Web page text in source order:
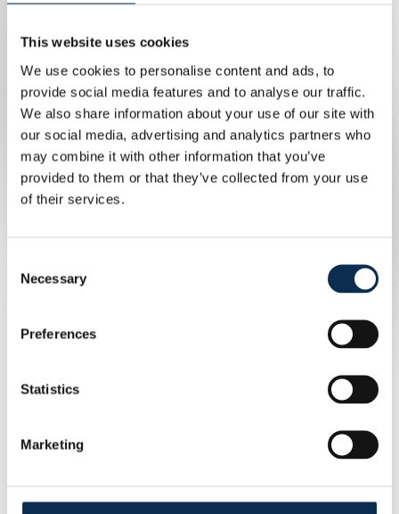
This website uses cookies
We use cookies to personalise content and ads, to
provide social media features and to analyse our traffic.
We also share information about your use of our site with
our social media, advertising and analytics partners who
may combine it with other information that you’ve
provided to them or that they’ve collected from your use
of their services.
Selection
Necessary
Preferences
Statistics
Marketing
problème ?
- Tout d'abord, prenez contact avec l'un des membres
de l'équipe d'assistance. Ils seront reconnaissables
grâce a leur chasuble verte foncée avec la mention «
Care Team ».
- Si ce n'est pas possible, appelez la Care Team au +32
497 44 44 49.
- Enfin, contactez le personnel du stade (buvettes,
fanshop, etc.) qui contactera le Care Team.
“ ”